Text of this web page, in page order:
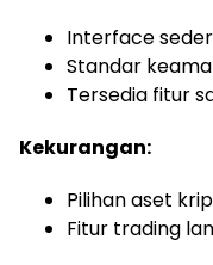
Interface
Standar
Tersedia fitur
Kekurangan:
Pilihan aset
Fitur trading